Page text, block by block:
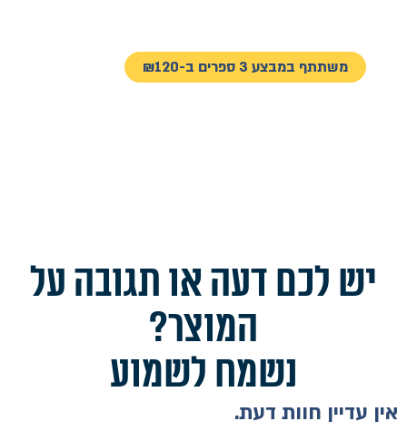
משתתף במבצע 3 ספרים ב-₪120
יש לכם דעה או תגובה על
המוצר?
נשמח לשמוע
אין עדיין חוות דעת.